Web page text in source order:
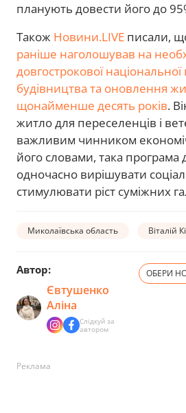
планують довести його до
Також Новини.LIVE писали,
раніше наголошував на
довгострокової
будівництва та оновлення
щонайменше десять років.
житло для переселенців і
важливим чинником
його словами, така
одночасно вирішувати
стимулювати ріст суміжних
Миколаївська область Віталій
Автор:
Євтушенко
Аліна
Слідкуй за
автором
ОБЕРИ
Реклама